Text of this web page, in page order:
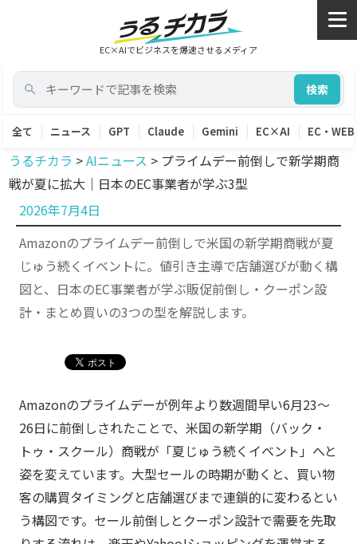
EC×AIでビジネスを爆速させるメディア
検索
全て ニュース GPT Claude Gemini EC×AI EC・WEB
うるチカラ >AIニュース > プライムデー前倒しで新学期商
戦が夏に拡大｜日本のEC事業者が学ぶ3型
Amazonのプライムデー前倒しで米国の新学期商戦が夏
じゅう続くイベントに。値引き主導で店舗選びが動く構
図と、日本のEC事業者が学ぶ販促前倒し・クーポン設
計・まとめ買いの3つの型を解説します。
投
稿
2026年7月4日
Amazonのプライムデーが例年より数週間早い6月23〜
26日に前倒しされたことで、米国の新学期（バック・
トゥ・スクール）商戦が「夏じゅう続くイベント」へと
姿を変えています。大型セールの時期が動くと、買い物
客の購買タイミングと店舗選びまで連鎖的に変わるとい
う構図です。セール前倒しとクーポン設計で需要を先取